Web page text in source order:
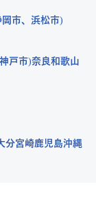
岡市
浜松市
神戸市 奈良和歌山
分宮崎鹿児島沖縄